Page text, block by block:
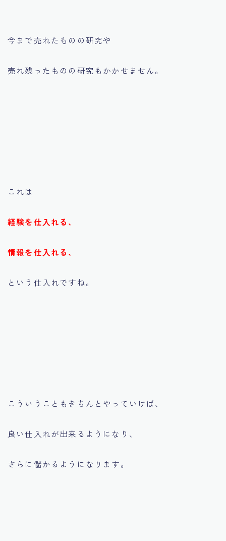
今まで売れたものの研究や
売れ残ったものの研究もかかせません。
これは
経験を仕入れる、
情報を仕入れる、
という仕入れですね。
こういうこともきちんとやっていけば、
良い仕入れが出来るようになり、
さらに儲かるようになります。